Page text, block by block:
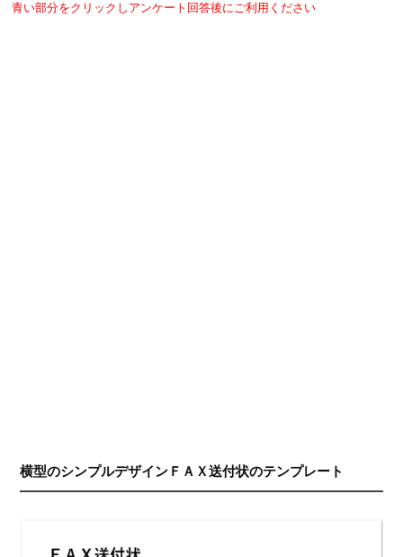
青い部分をクリックしアンケート回答後にご利用ください
横型のシンプルデザインＦＡＸ送付状のテンプレート